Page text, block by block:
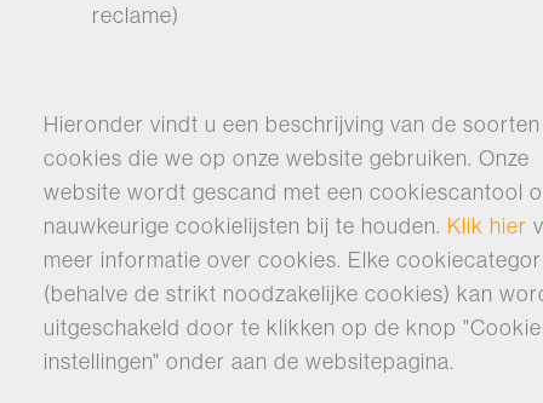
reclame)
Hieronder vindt u een beschrijving van de soorten
cookies die we op onze website gebruiken. Onze
website wordt gescand met een cookiescantool
nauwkeurige cookielijsten bij te houden. Klik hier
meer informatie over cookies. Elke
(behalve de strikt noodzakelijke cookies) kan
uitgeschakeld door te klikken op de knop
instellingen" onder aan de websitepagina.